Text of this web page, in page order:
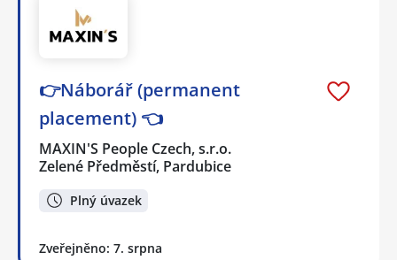
👉Náborář (permanent
placement) 👈
MAXIN'S People Czech, s.r.o.
Zelené Předměstí, Pardubice
Plný úvazek
Zveřejněno: 7. srpna